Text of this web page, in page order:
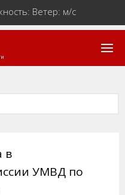
Ветер: м/с
в
УМВД по